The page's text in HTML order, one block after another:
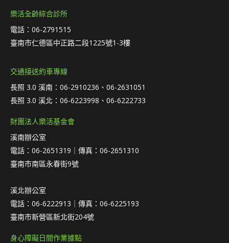
樂活全齡綜合診所
電話：06-2791515
臺南市仁德區中正路二段1225號1-3樓
交通接送約車專線
長照 3.0 溪南：06-2910236、06-2631051
長照 3.0 溪北：06-6223998、06-6222733
財團法人樂活基金會
溪南辦公室
電話：06-2651319｜傳真：06-2651310
臺南市南區永春街9號
溪北辦公室
電話：06-6222913｜傳真：06-6225193
臺南市新營區新北街204號
身心障礙日間作業據點